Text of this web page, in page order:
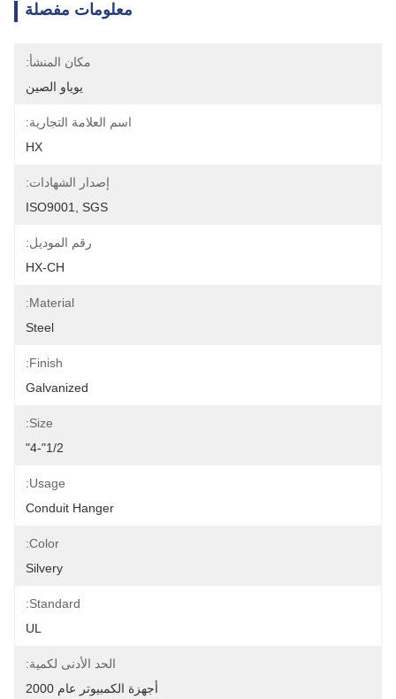
معلومات مفصلة
مكان المنشأ:
يوياو الصين
اسم العلامة التجارية:
HX
إصدار الشهادات:
ISO9001, SGS
رقم الموديل:
HX-CH
Material:
Steel
Finish:
Galvanized
Size:
1/2"-4"
Usage:
Conduit Hanger
Color:
Silvery
Standard:
UL
الحد الأدنى لكمية:
أجهزة الكمبيوتر عام 2000